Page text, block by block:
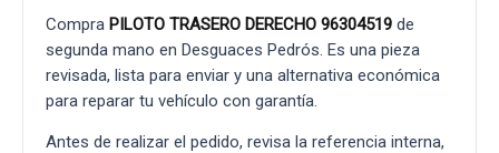
Compra PILOTO TRASERO DERECHO 96304519 de
segunda mano en Desguaces Pedrós. Es una pieza
revisada, lista para enviar y una alternativa económica
para reparar tu vehículo con garantía.
Antes de realizar el pedido, revisa la referencia interna,